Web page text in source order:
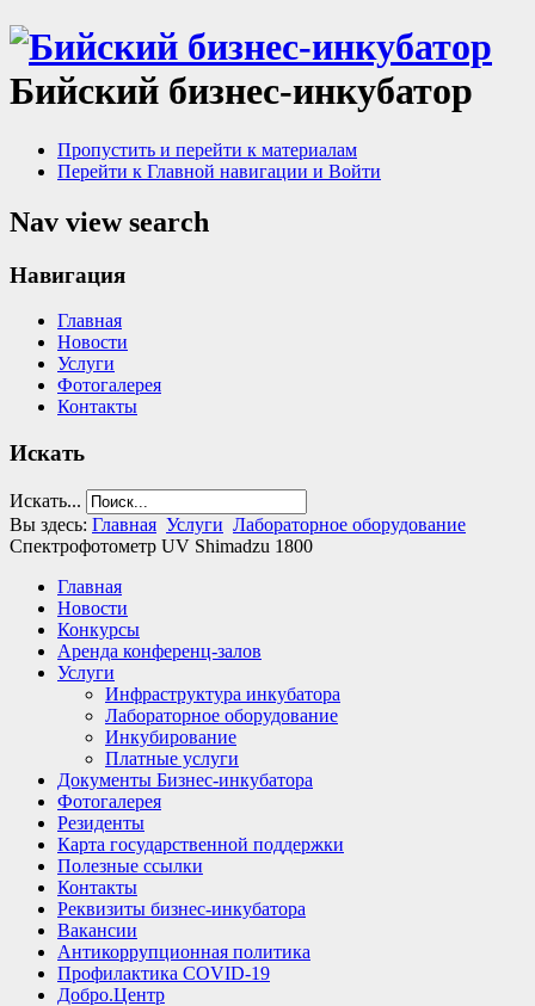
Бийский бизнес-инкубатор
Пропустить и перейти к материалам
Перейти к Главной навигации и Войти
Nav view search
Навигация
Главная
Новости
Услуги
Фотогалерея
Контакты
Искать
Искать...
Вы здесь: Главная Услуги Лабораторное оборудование
Спектрофотометр UV Shimadzu 1800
Главная
Новости
Конкурсы
Аренда конференц-залов
Услуги
Инфраструктура инкубатора
Лабораторное оборудование
Инкубирование
Платные услуги
Документы Бизнес-инкубатора
Фотогалерея
Резиденты
Карта государственной поддержки
Полезные ссылки
Контакты
Реквизиты бизнес-инкубатора
Вакансии
Антикоррупционная политика
Профилактика COVID-19
Добро.Центр